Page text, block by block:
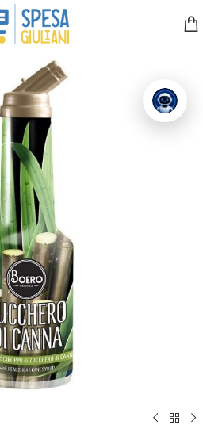
qui e ti richiamiamo noi